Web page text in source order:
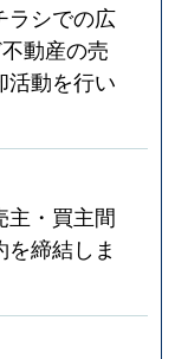
ラシでの広
動産の売
活動を行い
主・買主間
締結しま